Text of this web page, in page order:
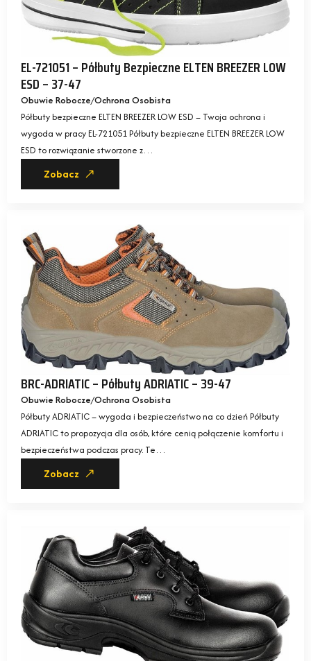
EL-721051 – Półbuty Bezpieczne ELTEN BREEZER LOW
ESD – 37-47
Obuwie Robocze Ochrona Osobista
Półbuty bezpieczne ELTEN BREEZER LOW ESD – Twoja ochrona i
wygoda w pracy EL-721051 Półbuty bezpieczne ELTEN BREEZER LOW
ESD to rozwiązanie stworzone z…
Zobacz
BRC-ADRIATIC – Półbuty ADRIATIC – 39-47
Obuwie Robocze Ochrona Osobista
Półbuty ADRIATIC – wygoda i bezpieczeństwo na co dzień Półbuty
ADRIATIC to propozycja dla osób, które cenią połączenie komfortu i
bezpieczeństwa podczas pracy. Te…
Zobacz